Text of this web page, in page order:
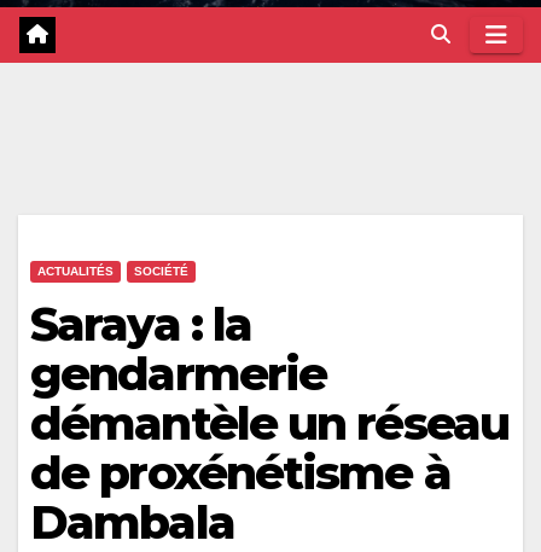
ACTUALITÉS SOCIÉTÉ
Saraya : la
gendarmerie
démantèle un réseau
de proxénétisme à
Dambala